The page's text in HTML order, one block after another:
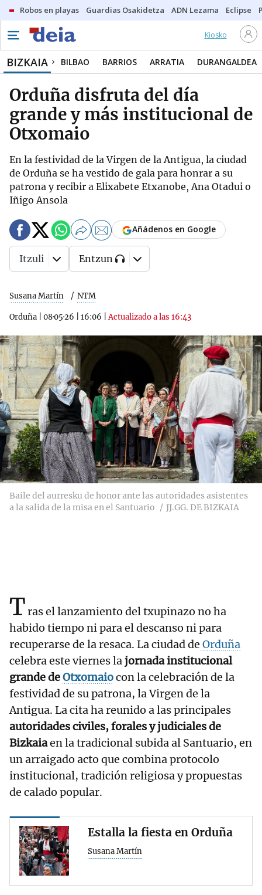
Robos en playas Guardias Osakidetza ADN Lezama Eclipse
Kiosko
BIZKAIA BILBAO BARRIOS ARRATIA DURANGALDEA
Orduña disfruta del día
grande y más institucional de
Otxomaio
En la festividad de la Virgen de la Antigua, la ciudad
de Orduña se ha vestido de gala para honrar a su
patrona y recibir a Elixabete Etxanobe, Ana Otadui o
Iñigo Ansola
Susana Martín NTM
Orduña 08·05·26 16:06 |Actualizado a las 16:43
Añádenos en Google
Itzuli Entzun
Baile del aurresku de honor ante las autoridades asistentes
a la salida de la misa en el Santuario
JJ.GG. DE BIZKAIA
Tras el lanzamiento del txupinazo no ha
habido tiempo ni para el descanso ni para
recuperarse de la resaca. La ciudad de Orduña
celebra este viernes lajornada institucional
grande deOtxomaiocon la celebración de la
festividad de su patrona, la Virgen de la
Antigua. La cita ha reunido a las principales
autoridades civiles, forales y judiciales de
Bizkaiaen la tradicional subida al Santuario, en
un arraigado acto que combina protocolo
institucional, tradición religiosa y propuestas
de calado popular.
Estalla la fiesta en Orduña
Susana Martín